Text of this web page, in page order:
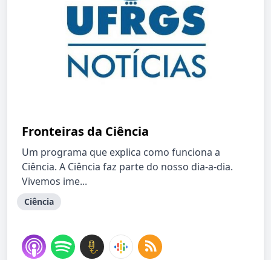
Fronteiras da Ciência
Um programa que explica como funciona a
Ciência. A Ciência faz parte do nosso dia-a-dia.
Vivemos ime...
Ciência